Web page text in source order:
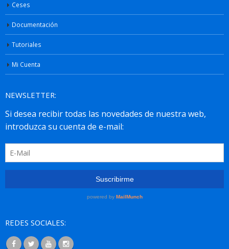
Ceses
Documentación
Tutoriales
Mi Cuenta
NEWSLETTER:
REDES SOCIALES: